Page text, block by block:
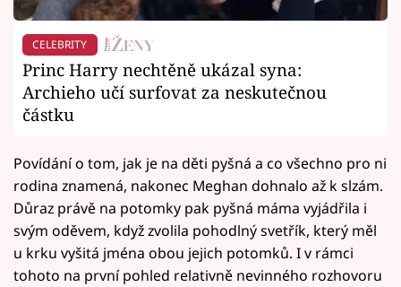
CELEBRITY
Princ Harry nechtěně ukázal syna:
Archieho učí surfovat za neskutečnou
částku
Povídání o tom, jak je na děti pyšná a co všechno pro ni
rodina znamená, nakonec Meghan dohnalo až k slzám.
Důraz právě na potomky pak pyšná máma vyjádřila i
svým oděvem, když zvolila pohodlný svetřík, který měl
u krku vyšitá jména obou jejich potomků. I v rámci
tohoto na první pohled relativně nevinného rozhovoru